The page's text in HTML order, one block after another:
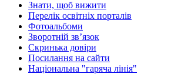
Знати, щоб вижити
Перелік освітніх порталів
Фотоальбоми
Зворотній зв’язок
Скринька довіри
Посилання на сайти
Національна "гаряча лінія"